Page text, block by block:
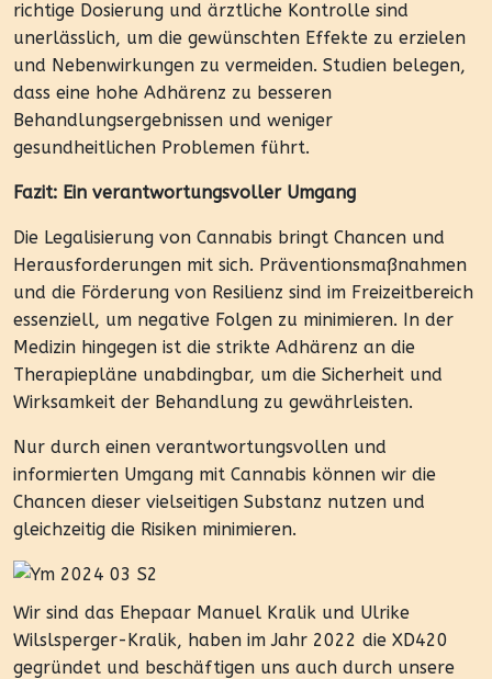
richtige Dosierung und ärztliche Kontrolle sind
unerlässlich, um die gewünschten Effekte zu erzielen
und Nebenwirkungen zu vermeiden. Studien belegen,
dass eine hohe Adhärenz zu besseren
Behandlungsergebnissen und weniger
gesundheitlichen Problemen führt.
Fazit: Ein verantwortungsvoller Umgang
Die Legalisierung von Cannabis bringt Chancen und
Herausforderungen mit sich. Präventionsmaßnahmen
und die Förderung von Resilienz sind im Freizeitbereich
essenziell, um negative Folgen zu minimieren. In der
Medizin hingegen ist die strikte Adhärenz an die
Therapiepläne unabdingbar, um die Sicherheit und
Wirksamkeit der Behandlung zu gewährleisten.
Nur durch einen verantwortungsvollen und
informierten Umgang mit Cannabis können wir die
Chancen dieser vielseitigen Substanz nutzen und
gleichzeitig die Risiken minimieren.
Wir sind das Ehepaar Manuel Kralik und Ulrike
Wilslsperger-Kralik, haben im Jahr 2022 die XD420
gegründet und beschäftigen uns auch durch unsere